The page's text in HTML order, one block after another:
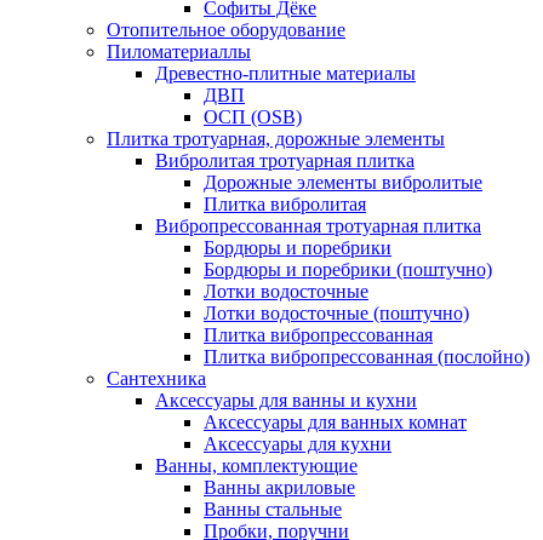
Софиты Дёке
Отопительное оборудование
Пиломатериаллы
Древестно-плитные материалы
ДВП
ОСП (OSB)
Плитка тротуарная, дорожные элементы
Вибролитая тротуарная плитка
Дорожные элементы вибролитые
Плитка вибролитая
Вибропрессованная тротуарная плитка
Бордюры и поребрики
Бордюры и поребрики (поштучно)
Лотки водосточные
Лотки водосточные (поштучно)
Плитка вибропрессованная
Плитка вибропрессованная (послойно)
Сантехника
Аксессуары для ванны и кухни
Аксессуары для ванных комнат
Аксессуары для кухни
Ванны, комплектующие
Ванны акриловые
Ванны стальные
Пробки, поручни